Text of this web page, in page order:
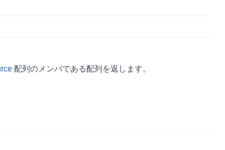
配列のメンバである配列を返します。